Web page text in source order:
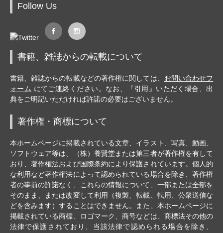
Follow Us
書籍、雑誌からの転載について
書籍、雑誌からの転載などの著作権に関しては、 お問い合わせフ
ォーム にてご連絡ください。なお、『引用』いただく場合、出
典をご明記いただければ許諾の必要はございません。
著作権・商標について
本ホームページに掲載されている文章、イラスト、写真、動画、
ソフトウェア等は、（株）養賢堂または第三者が著作権を有して
おり、著作権法および国際条約により保護されています。個人的
な利用など著作権法によって認められている場合を除き、著作権
者の事前の許諾なく、これらの情報について、一部または全部を
そのまま、または改変して利用（複製、転載、転用、公衆送信な
どを含みます）することはできません。また、本ホームページに
掲載されている商標、ロゴマーク、商号などは、商標法その他の
法律で保護されており、当該法律で認められる場合を除き、